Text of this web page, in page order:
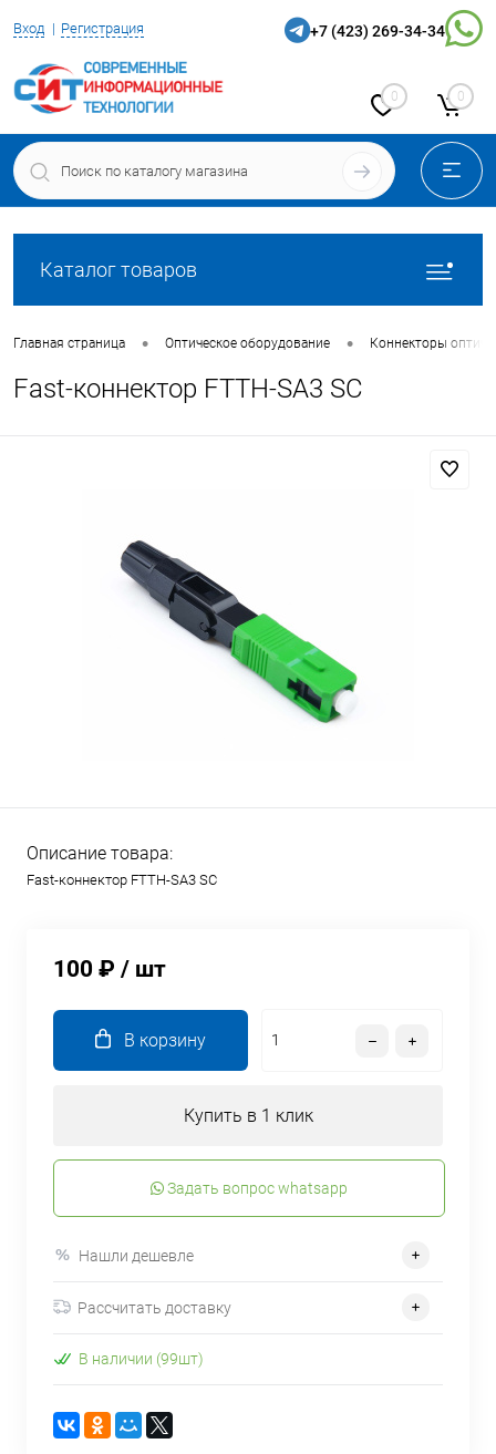
Вход Регистрация +7 (423) 269-34-34
0 0
Каталог товаров
Главная страница • Оптическое оборудование • Коннекторы
Fast-коннектор FTTH-SA3 SC
Описание товара:
Fast-коннектор FTTH-SA3 SC
100 ₽ / шт
В корзину
Купить в 1 клик
Задать вопрос whatsapp
Нашли дешевле
Рассчитать доставку
В наличии (99шт)